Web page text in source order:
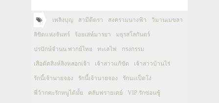
เพลิงบุญ สามีตีตรา สงครามนางฟ้า วิมานเมขลา
ลิขิตแห่งจันทร์ ร้อยเล่ห์มารยา มธุรสโลกันตร์
ปรปักษ์จำนน พากย์ไทย ทะเลไฟ กรงกรรม
เสือตัดสิงห์ลิงหลอกเจ้า เจ้าสาวแก้ขัด เจ้าสาวบ้านไร่
รักนี้เจ้านายจอง รักนี้เจ้านายจอง รักนะเป็ดโง่
พี่ว้ากคะรักหนูได้มั้ย คลับฟรายเดย์ VIP รักซ่อนชู้